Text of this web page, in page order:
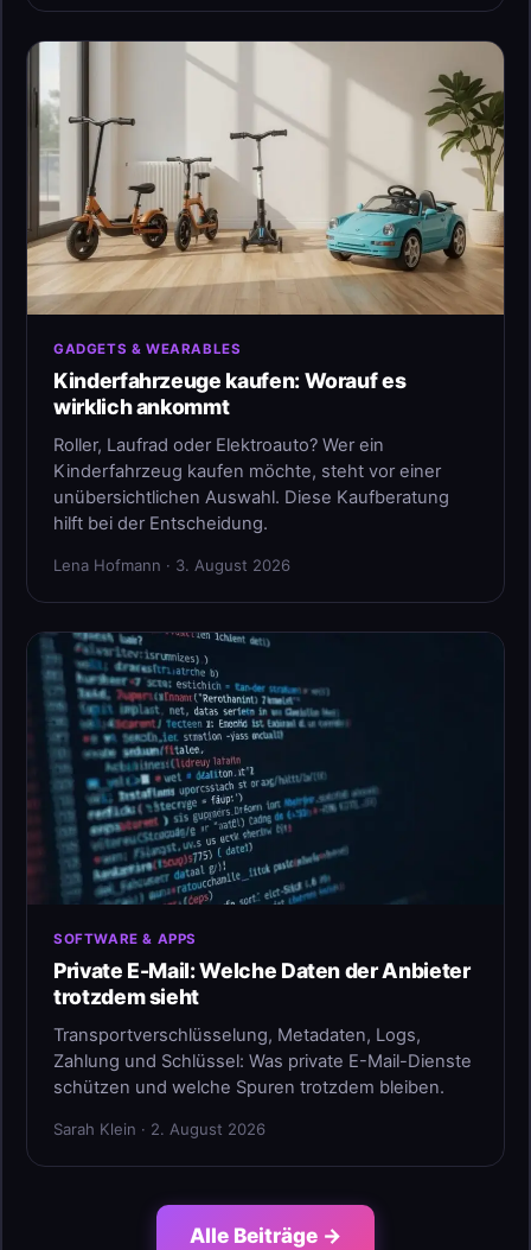
GADGETS & WEARABLES
Kinderfahrzeuge kaufen: Worauf es
wirklich ankommt
Roller, Laufrad oder Elektroauto? Wer ein
Kinderfahrzeug kaufen möchte, steht vor einer
unübersichtlichen Auswahl. Diese Kaufberatung
hilft bei der Entscheidung.
Lena Hofmann · 3. August 2026
SOFTWARE & APPS
Private E-Mail: Welche Daten der Anbieter
trotzdem sieht
Transportverschlüsselung, Metadaten, Logs,
Zahlung und Schlüssel: Was private E-Mail-Dienste
schützen und welche Spuren trotzdem bleiben.
Sarah Klein · 2. August 2026
Alle Beiträge →